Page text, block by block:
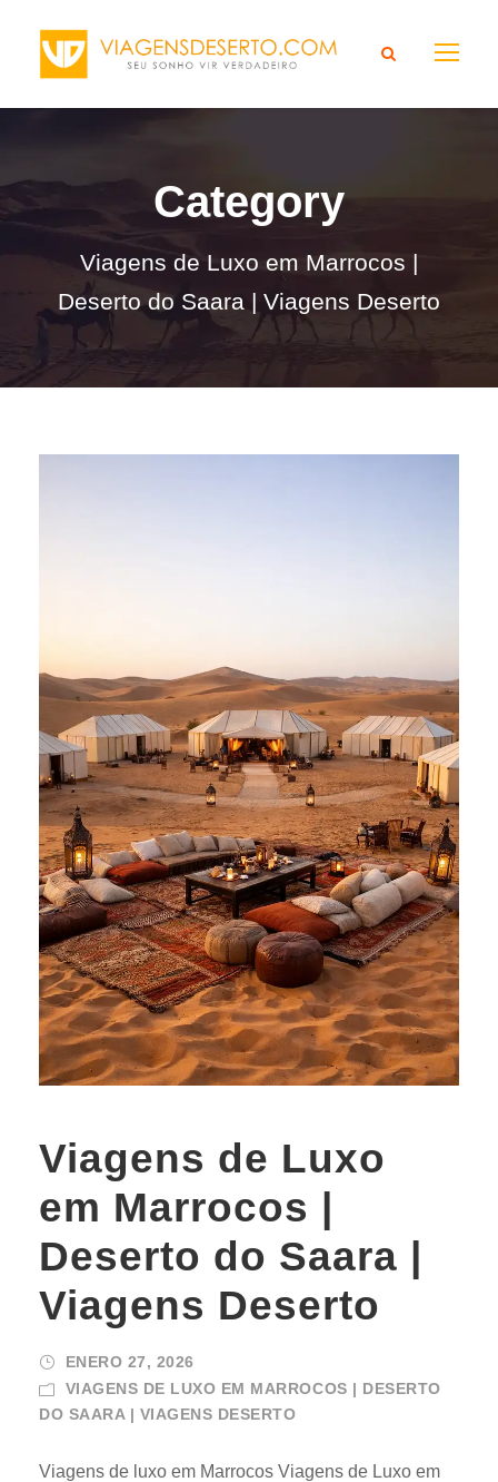
Category
Viagens de Luxo em Marrocos |
Deserto do Saara | Viagens Deserto
Viagens de Luxo
em Marrocos |
Deserto do Saara |
Viagens Deserto
ENERO 27, 2026
VIAGENS DE LUXO EM MARROCOS | DESERTO
DO SAARA | VIAGENS DESERTO
Viagens de luxo em Marrocos Viagens de Luxo em